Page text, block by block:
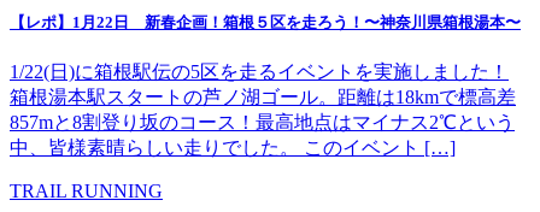
【レポ】1月22日 新春企画！箱根５区を走ろう！〜神奈川県箱根湯本〜
1/22(日)に箱根駅伝の5区を走るイベントを実施しました！
箱根湯本駅スタートの芦ノ湖ゴール。距離は18kmで標高差
857mと8割登り坂のコース！最高地点はマイナス2℃という
中、皆様素晴らしい走りでした。 このイベント […]
TRAIL RUNNING